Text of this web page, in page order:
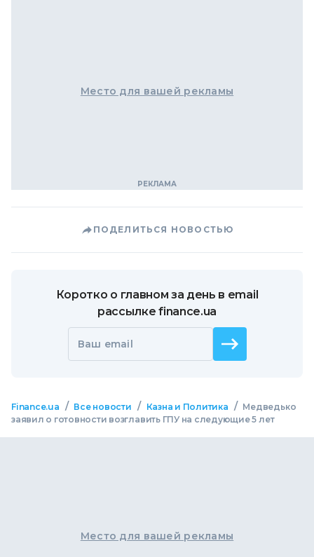
Место для вашей рекламы
ПОДЕЛИТЬСЯ НОВОСТЬЮ
Коротко о главном за день в email
рассылке finance.ua
Ваш email
Finance.ua / Все новости / Казна и Политика / Медведько
заявил о готовности возглавить ГПУ на следующие 5 лет
Место для вашей рекламы